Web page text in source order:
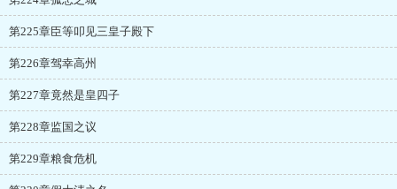
第225章臣等叩见三皇子殿下
第226章驾幸高州
第227章竟然是皇四子
第228章监国之议
第229章粮食危机